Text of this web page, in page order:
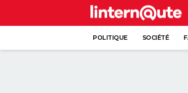
POLITIQUE SOCIÉTÉ